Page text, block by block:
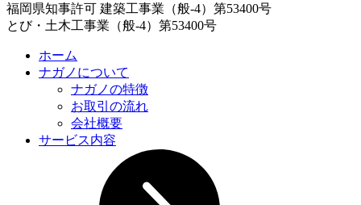
福岡県知事許可 建築工事業（般-4）第53400号
とび・土木工事業（般-4）第53400号
ホーム
ナガノについて
ナガノの特徴
お取引の流れ
会社概要
サービス内容